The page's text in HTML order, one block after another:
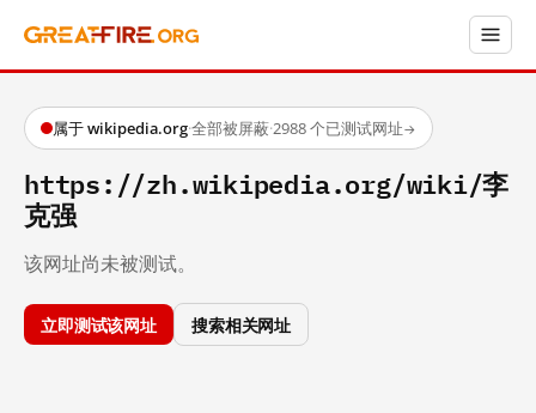
属于 wikipedia.org·全部被屏蔽·2988 个已测试网址→
https://zh.wikipedia.org/wiki/李
克强
该网址尚未被测试。
立即测试该网址 搜索相关网址